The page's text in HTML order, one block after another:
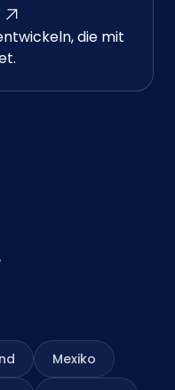
die mit
Mexiko